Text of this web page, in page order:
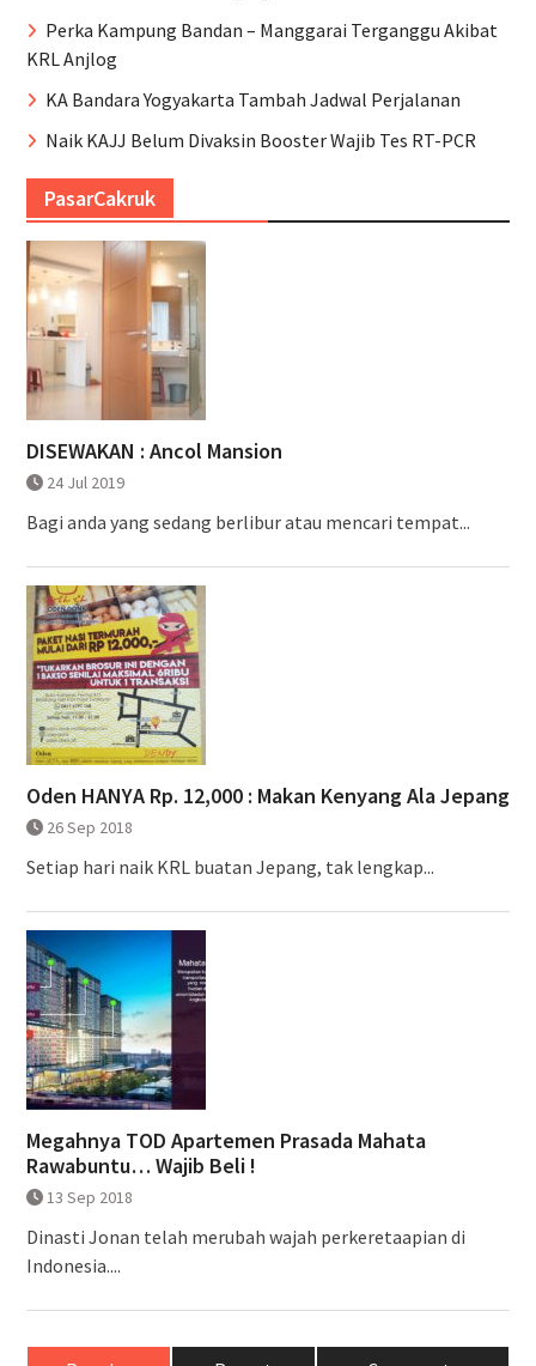
Perka Kampung Bandan – Manggarai Terganggu Akibat
KRL Anjlog
KA Bandara Yogyakarta Tambah Jadwal Perjalanan
Naik KAJJ Belum Divaksin Booster Wajib Tes RT-PCR
PasarCakruk
DISEWAKAN : Ancol Mansion
24 Jul 2019
Bagi anda yang sedang berlibur atau mencari tempat...
Oden HANYA Rp. 12,000 : Makan Kenyang Ala Jepang
26 Sep 2018
Setiap hari naik KRL buatan Jepang, tak lengkap...
Megahnya TOD Apartemen Prasada Mahata
Rawabuntu… Wajib Beli !
13 Sep 2018
Dinasti Jonan telah merubah wajah perkeretaapian di
Indonesia....